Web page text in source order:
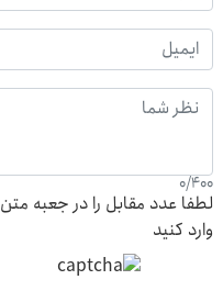
0/400
لطفا عدد مقابل را در جعبه متن
وارد کنید